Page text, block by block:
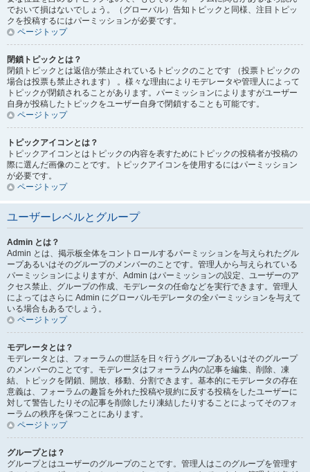
でおいて損はないでしょう。（グローバル）告知トピックと同様、注目トピッ
クを投稿するにはパーミッションが必要です。
ページトップ
閉鎖トピックとは？
閉鎖トピックとは返信が禁止されているトピックのことです （投票トピックの
場合は投票も禁止されます） 。様々な理由によりモデレータや管理人によって
トピックが閉鎖されることがあります。パーミッションによりますがユーザー
自身が投稿したトピックをユーザー自身で閉鎖することも可能です。
ページトップ
トピックアイコンとは？
トピックアイコンとはトピックの内容を表すためにトピックの投稿者が投稿の
際に選んだ画像のことです。トピックアイコンを使用するにはパーミッション
が必要です。
ページトップ
ユーザーレベルとグループ
Admin とは？
Admin とは、掲示板全体をコントロールするパーミッションを与えられたグル
ープあるいはそのグループのメンバーのことです。管理人から与えられている
パーミッションによりますが、Admin はパーミッションの設定、ユーザーのア
クセス禁止、グループの作成、モデレータの任命などを実行できます。管理人
によってはさらに Admin にグローバルモデレータの全パーミッションを与えて
いる場合もあるでしょう。
ページトップ
モデレータとは？
モデレータとは、フォーラムの世話を日々行うグループあるいはそのグループ
のメンバーのことです。モデレータはフォーラム内の記事を編集、削除、凍
結、トピックを閉鎖、開放、移動、分割できます。基本的にモデレータの存在
意義は、フォーラムの趣旨を外れた投稿や規約に反する投稿をしたユーザーに
対して警告したりその記事を削除したり凍結したりすることによってそのフォ
ーラムの秩序を保つことにあります。
ページトップ
グループとは？
グループとはユーザーのグループのことです。管理人はこのグループを管理す